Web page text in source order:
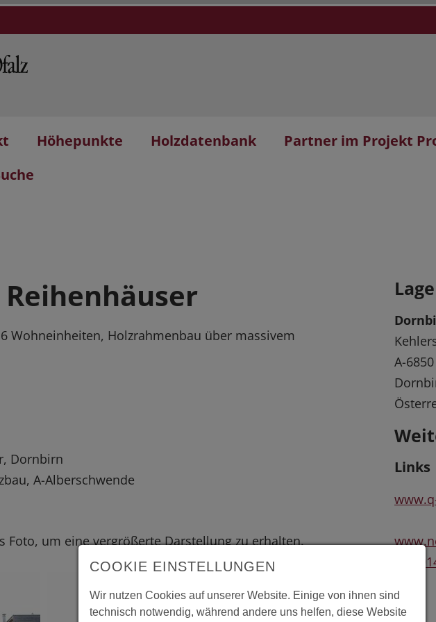
Höhepunkte Holzdatenbank
Partner im Projekt
Wohneinheiten, Holzrahmenbau über massivem
Dornbirn
A-Alberschwende
Foto, um eine vergrößerte Darstellung zu erhalten.
Lage
A-
Links
COOKIE EINSTELLUNGEN
Wir nutzen Cookies auf unserer Website. Einige von ihnen sind
technisch notwendig, während andere uns helfen, diese Website